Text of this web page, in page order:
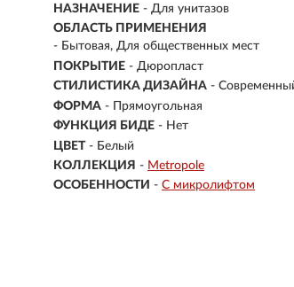
НАЗНАЧЕНИЕ - Для унитазов
ОБЛАСТЬ ПРИМЕНЕНИЯ
- Бытовая, Для общественных мест
ПОКРЫТИЕ - Дюропласт
СТИЛИСТИКА ДИЗАЙНА -
ФОРМА - Прямоугольная
ФУНКЦИЯ БИДЕ - Нет
ЦВЕТ - Белый
КОЛЛЕКЦИЯ - Metropole
ОСОБЕННОСТИ - С микролифтом